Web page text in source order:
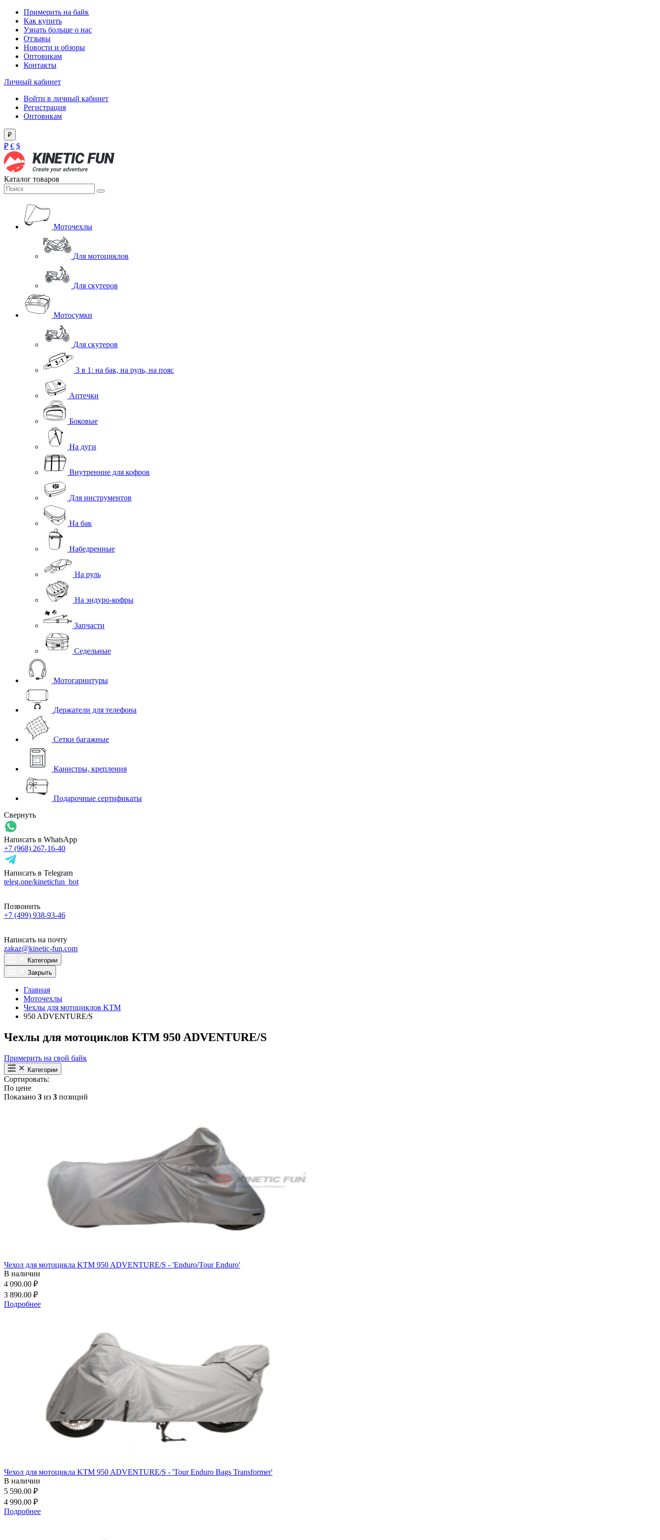
Примерить на байк
Как купить
Узнать больше о нас
Отзывы
Новости и обзоры
Оптовикам
Контакты
Личный кабинет
Войти в личный кабинет
Регистрация
Оптовикам
₽
₽ € $
Каталог товаров
Моточехлы
Для мотоциклов
Для скутеров
Мотосумки
Для скутеров
3 в 1: на бак, на руль, на пояс
Аптечки
Боковые
На дуги
Внутренние для кофров
Для инструментов
На бак
Набедренные
На руль
На эндуро-кофры
Запчасти
Седельные
Мотогарнитуры
Держатели для телефона
Сетки багажные
Канистры, крепления
Подарочные сертификаты
Свернуть
Написать в WhatsApp
+7 (968) 267-16-40
Написать в Telegram
teleg.one/kineticfun_bot
Позвонить
+7 (499) 938-93-46
Написать на почту
zakaz@kinetic-fun.com
Категории
Закрыть
Главная
Моточехлы
Чехлы для мотоциклов KTM
950 ADVENTURE/S
Чехлы для мотоциклов KTM 950 ADVENTURE/S
Примерить на свой байк
Категории
Сортировать:
По цене
Показано 3 из 3 позиций
Чехол для мотоцикла KTM 950 ADVENTURE/S - 'Enduro/Tour Enduro'
В наличии
4 090.00 ₽
3 890.00 ₽
Подробнее
Чехол для мотоцикла KTM 950 ADVENTURE/S - 'Tour Enduro Bags Transformer'
В наличии
5 590.00 ₽
4 990.00 ₽
Подробнее